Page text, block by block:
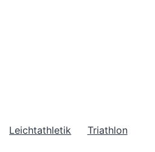
Leichtathletik Triathlon